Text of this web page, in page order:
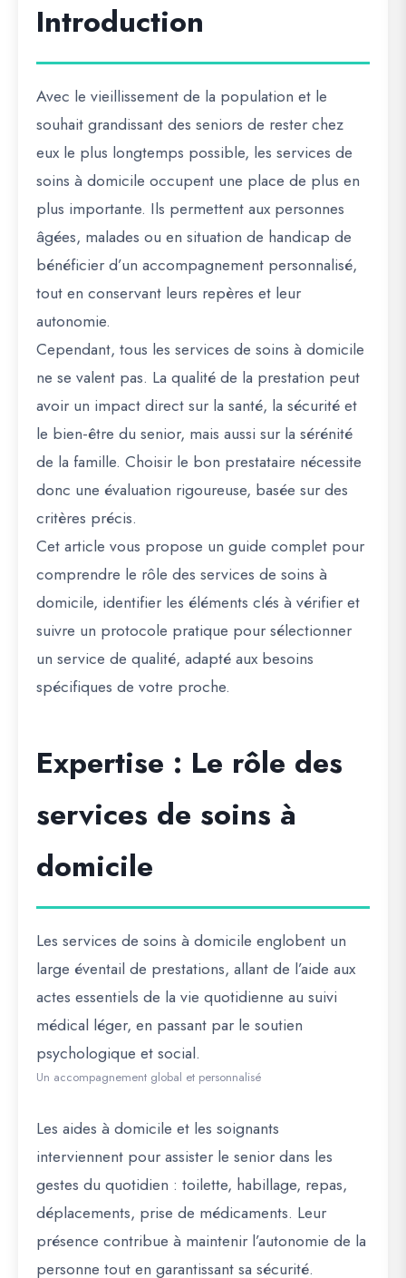
Introduction
Avec le vieillissement de la population et le
souhait grandissant des seniors de rester chez
eux le plus longtemps possible, les services de
soins à domicile occupent une place de plus en
plus importante. Ils permettent aux personnes
âgées, malades ou en situation de handicap de
bénéficier d’un accompagnement personnalisé,
tout en conservant leurs repères et leur
autonomie.
Cependant, tous les services de soins à domicile
ne se valent pas. La qualité de la prestation peut
avoir un impact direct sur la santé, la sécurité et
le bien-être du senior, mais aussi sur la sérénité
de la famille. Choisir le bon prestataire nécessite
donc une évaluation rigoureuse, basée sur des
critères précis.
Cet article vous propose un guide complet pour
comprendre le rôle des services de soins à
domicile, identifier les éléments clés à vérifier et
suivre un protocole pratique pour sélectionner
un service de qualité, adapté aux besoins
spécifiques de votre proche.
Expertise : Le rôle des
services de soins à
domicile
Les services de soins à domicile englobent un
large éventail de prestations, allant de l’aide aux
actes essentiels de la vie quotidienne au suivi
médical léger, en passant par le soutien
psychologique et social.
Un accompagnement global et personnalisé
Les aides à domicile et les soignants
interviennent pour assister le senior dans les
gestes du quotidien : toilette, habillage, repas,
déplacements, prise de médicaments. Leur
présence contribue à maintenir l’autonomie de la
personne tout en garantissant sa sécurité.